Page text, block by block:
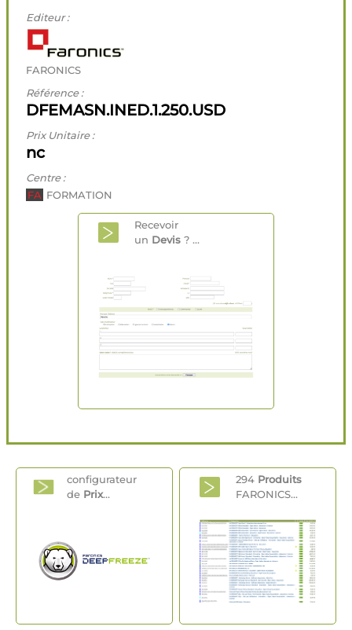
Editeur :
FARONICS
Référence :
DFEMASN.INED.1.250.USD
Prix Unitaire :
nc
Centre :
FA FORMATION
Recevoir
un Devis ? ...
configurateur
de Prix...
294 Produits
FARONICS...